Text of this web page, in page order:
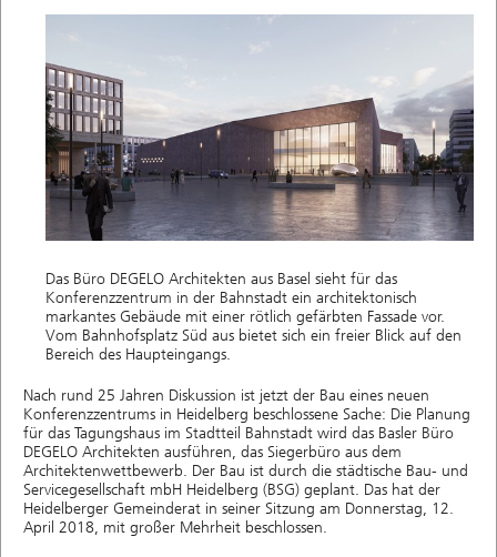
Das Büro DEGELO Architekten aus Basel sieht für das
Konferenzzentrum in der Bahnstadt ein architektonisch
markantes Gebäude mit einer rötlich gefärbten Fassade vor.
Vom Bahnhofsplatz Süd aus bietet sich ein freier Blick auf den
Bereich des Haupteingangs.
Nach rund 25 Jahren Diskussion ist jetzt der Bau eines neuen
Konferenzzentrums in Heidelberg beschlossene Sache: Die Planung
für das Tagungshaus im Stadtteil Bahnstadt wird das Basler Büro
DEGELO Architekten ausführen, das Siegerbüro aus dem
Architektenwettbewerb. Der Bau ist durch die städtische Bau- und
Servicegesellschaft mbH Heidelberg (BSG) geplant. Das hat der
Heidelberger Gemeinderat in seiner Sitzung am Donnerstag, 12.
April 2018, mit großer Mehrheit beschlossen.